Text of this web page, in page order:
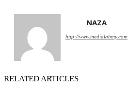
NAZA
http://www.medialahmy.com
RELATED ARTICLES